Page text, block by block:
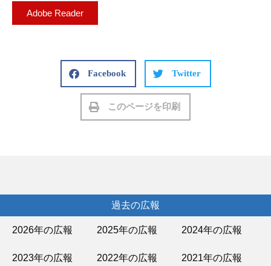
Adobe Reader
Facebook Twitter
このページを印刷
過去の広報
2026年の広報 2025年の広報 2024年の広報
2023年の広報 2022年の広報 2021年の広報